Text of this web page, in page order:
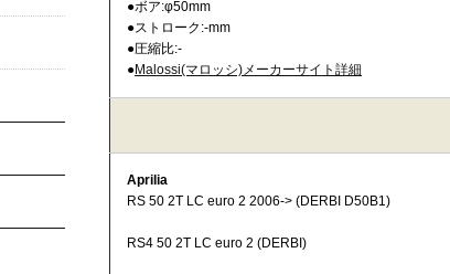
●ボア:φ50mm
●ストローク:-mm
●圧縮比:-
●Malossi(マロッシ)メーカーサイト詳細
Aprilia
RS 50 2T LC euro 2 2006-> (DERBI D50B1)
RS4 50 2T LC euro 2 (DERBI)